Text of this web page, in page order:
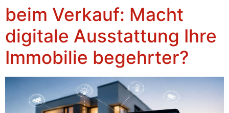
beim Verkauf: Macht
digitale Ausstattung Ihre
Immobilie begehrter?